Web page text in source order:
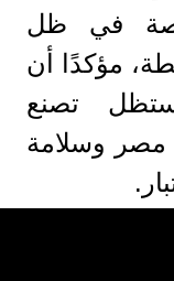
في ظل
مؤكدًا أن
تصنع
مصر وسلامة